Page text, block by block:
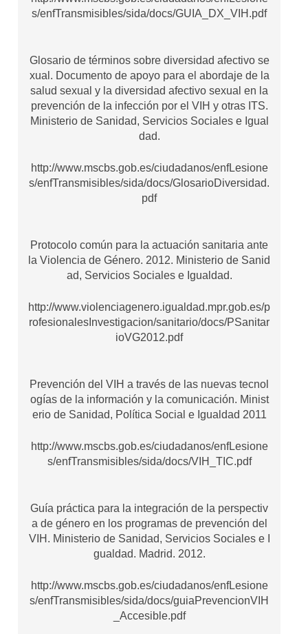
s/enfTransmisibles/sida/docs/GUIA_DX_VIH.pdf
Glosario de términos sobre diversidad afectivo se
xual. Documento de apoyo para el abordaje de la
salud sexual y la diversidad afectivo sexual en la
prevención de la infección por el VIH y otras ITS.
Ministerio de Sanidad, Servicios Sociales e Igual
dad.
http://www.mscbs.gob.es/ciudadanos/enfLesione
s/enfTransmisibles/sida/docs/GlosarioDiversidad.
pdf
Protocolo común para la actuación sanitaria ante
la Violencia de Género. 2012. Ministerio de Sanid
ad, Servicios Sociales e Igualdad.
http://www.violenciagenero.igualdad.mpr.gob.es/p
rofesionalesInvestigacion/sanitario/docs/PSanitar
ioVG2012.pdf
Prevención del VIH a través de las nuevas tecnol
ogías de la información y la comunicación. Minist
erio de Sanidad, Política Social e Igualdad 2011
http://www.mscbs.gob.es/ciudadanos/enfLesione
s/enfTransmisibles/sida/docs/VIH_TIC.pdf
Guía práctica para la integración de la perspectiv
a de género en los programas de prevención del
VIH. Ministerio de Sanidad, Servicios Sociales e I
gualdad. Madrid. 2012.
http://www.mscbs.gob.es/ciudadanos/enfLesione
s/enfTransmisibles/sida/docs/guiaPrevencionVIH
_Accesible.pdf